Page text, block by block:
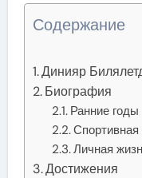
Содержание
Динияр
Биография
Ранние годы
Спортивная
Личная
Достижения